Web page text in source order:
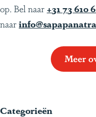
op. Bel naar+31 73 610
naar
Meer
Categorieën